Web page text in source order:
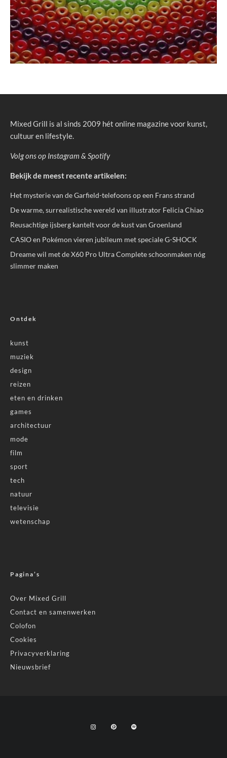
Mixed Grill is al sinds 2009 hét online magazine voor kunst,
cultuur en lifestyle.
Volg ons op Instagram & Spotify
Bekijk de meest recente artikelen:
Het mysterie van de Garfield-telefoons op een Frans strand
De warme, surrealistische wereld van illustrator Felicia Chiao
Reusachtige ijsberg kantelt voor de kust van Groenland
CASIO en Pokémon vieren jubileum met speciale G-SHOCK
Dreame wil met de X60 Pro Ultra Complete schoonmaken nóg
slimmer maken
Ontdek
kunst
muziek
design
reizen
eten en drinken
games
architectuur
mode
film
sport
tech
natuur
televisie
wetenschap
Pagina’s
Over Mixed Grill
Contact en samenwerken
Colofon
Cookies
Privacyverklaring
Nieuwsbrief